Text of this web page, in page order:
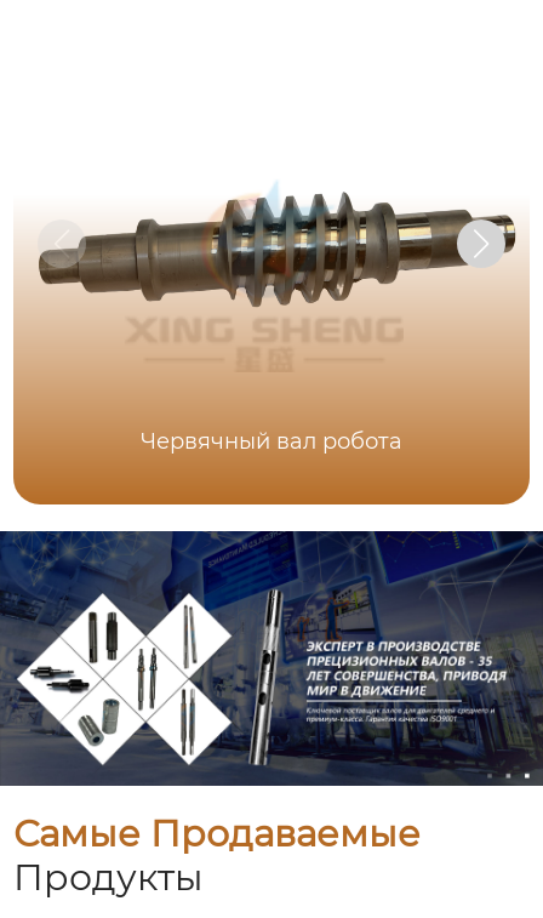
Червячный вал робота
Самые Продаваемые
Продукты